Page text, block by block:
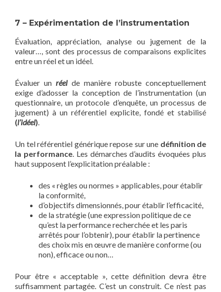
7 – Expérimentation de l’instrumentation
Évaluation, appréciation, analyse ou jugement de la
valeur…, sont des processus de comparaisons explicites
entre un réel et un idéel.
Évaluer un réelde manière robuste conceptuellement
exige d’adosser la conception de l’instrumentation (un
questionnaire, un protocole d’enquête, un processus de
jugement) à un référentiel explicite, fondé et stabilisé
(l’idéel).
Un tel référentiel générique repose sur une définition de
la performance. Les démarches d’audits évoquées plus
haut supposent l’explicitation préalable :
des « règles ou normes » applicables, pour établir
la conformité,
d’objectifs dimensionnés, pour établir l’efficacité,
de la stratégie (une expression politique de ce
qu’est la performance recherchée et les paris
arrêtés pour l’obtenir), pour établir la pertinence
des choix mis en œuvre de manière conforme (ou
non), efficace ou non…
Pour être « acceptable », cette définition devra être
suffisamment partagée. C’est un construit. Ce n’est pas